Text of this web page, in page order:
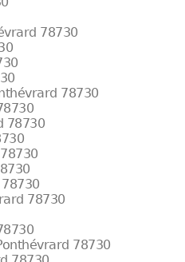
78730
78730
78730
78730
78730